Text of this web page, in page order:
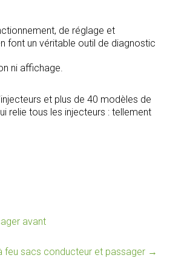
de réglage et
font un véritable outil de diagnostic
ni affichage.
et plus de 40 modèles de
relie tous les injecteurs : tellement
avant
feu sacs conducteur et passager →